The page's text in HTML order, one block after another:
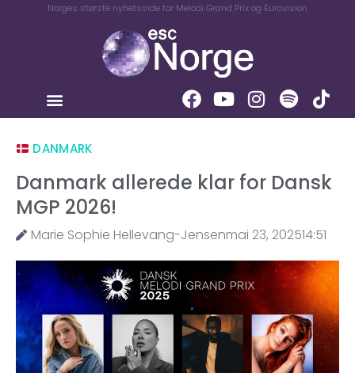
Norges største nyhetsside for Melodi Grand Prix og Eurovision
DANMARK
Danmark allerede klar for Dansk
MGP 2026!
Marie Sophie Hellevang-Jensenmai 23, 202514:51